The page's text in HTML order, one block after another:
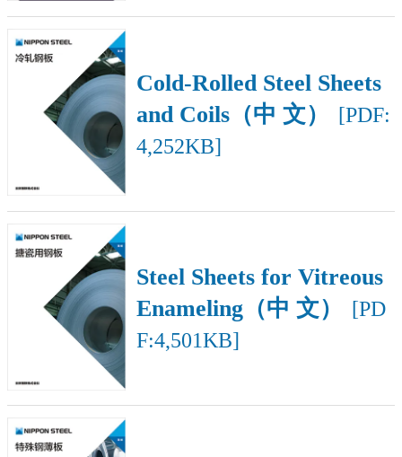
Cold-Rolled Steel Sheets
and Coils（中 文）
[PDF:
4,252KB]
Steel Sheets for Vitreous
Enameling（中 文）
[PD
F:4,501KB]